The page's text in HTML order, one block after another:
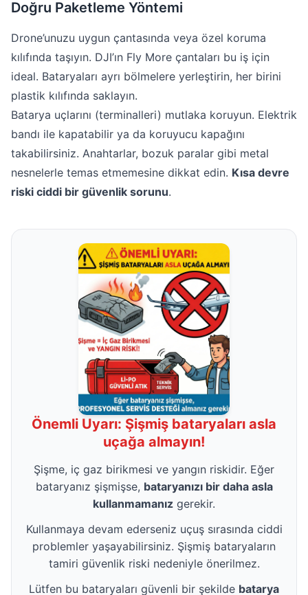
Doğru Paketleme Yöntemi
Drone’unuzu uygun çantasında veya özel koruma
kılıfında taşıyın. DJI’ın Fly More çantaları bu iş için
ideal. Bataryaları ayrı bölmelere yerleştirin, her birini
plastik kılıfında saklayın.
Batarya uçlarını (terminalleri) mutlaka koruyun. Elektrik
bandı ile kapatabilir ya da koruyucu kapağını
takabilirsiniz. Anahtarlar, bozuk paralar gibi metal
nesnelerle temas etmemesine dikkat edin. Kısa devre
riski ciddi bir güvenlik sorunu.
Önemli Uyarı: Şişmiş bataryaları asla
uçağa almayın!
Şişme, iç gaz birikmesi ve yangın riskidir. Eğer
bataryanız şişmişse, bataryanızı bir daha asla
kullanmamanız gerekir.
Kullanmaya devam ederseniz uçuş sırasında ciddi
problemler yaşayabilirsiniz. Şişmiş bataryaların
tamiri güvenlik riski nedeniyle önerilmez.
Lütfen bu bataryaları güvenli bir şekilde batarya